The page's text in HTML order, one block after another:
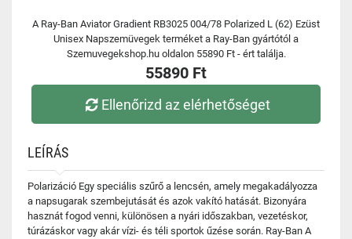
A Ray-Ban Aviator Gradient RB3025 004/78 Polarized L (62) Ezüst
Unisex Napszemüvegek terméket a Ray-Ban gyártótól a
Szemuvegekshop.hu oldalon 55890 Ft - ért találja.
55890 Ft
Ellenőrizd az elérhetőséget
LEÍRÁS
Polarizáció Egy speciális szűrő a lencsén, amely megakadályozza
a napsugarak szembejutását és azok vakító hatását. Bizonyára
hasznát fogod venni, különösen a nyári időszakban, vezetéskor,
túrázáskor vagy akár vízi- és téli sportok űzése során. Ray-Ban A